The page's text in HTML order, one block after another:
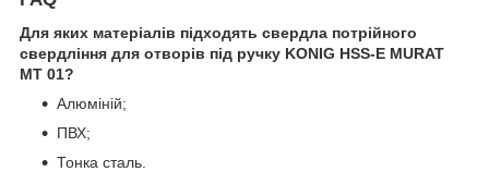
Для яких матеріалів підходять свердла потрійного
свердління для отворів під ручку KONIG HSS-E MURAT
MT 01?
Алюміній;
ПВХ;
Тонка сталь.